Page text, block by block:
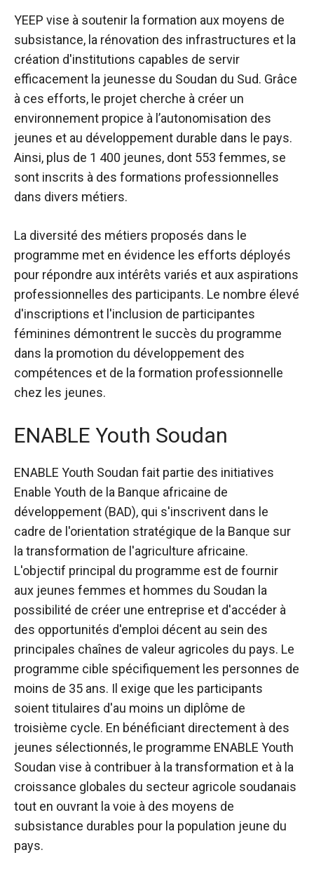
YEEP vise à soutenir la formation aux moyens de
subsistance, la rénovation des infrastructures et la
création d'institutions capables de servir
efficacement la jeunesse du Soudan du Sud. Grâce
à ces efforts, le projet cherche à créer un
environnement propice à l’autonomisation des
jeunes et au développement durable dans le pays.
Ainsi, plus de 1 400 jeunes, dont 553 femmes, se
sont inscrits à des formations professionnelles
dans divers métiers.
La diversité des métiers proposés dans le
programme met en évidence les efforts déployés
pour répondre aux intérêts variés et aux aspirations
professionnelles des participants. Le nombre élevé
d'inscriptions et l'inclusion de participantes
féminines démontrent le succès du programme
dans la promotion du développement des
compétences et de la formation professionnelle
chez les jeunes.
ENABLE Youth Soudan
ENABLE Youth Soudan fait partie des initiatives
Enable Youth de la Banque africaine de
développement (BAD), qui s'inscrivent dans le
cadre de l'orientation stratégique de la Banque sur
la transformation de l'agriculture africaine.
L'objectif principal du programme est de fournir
aux jeunes femmes et hommes du Soudan la
possibilité de créer une entreprise et d'accéder à
des opportunités d'emploi décent au sein des
principales chaînes de valeur agricoles du pays. Le
programme cible spécifiquement les personnes de
moins de 35 ans. Il exige que les participants
soient titulaires d'au moins un diplôme de
troisième cycle. En bénéficiant directement à des
jeunes sélectionnés, le programme ENABLE Youth
Soudan vise à contribuer à la transformation et à la
croissance globales du secteur agricole soudanais
tout en ouvrant la voie à des moyens de
subsistance durables pour la population jeune du
pays.